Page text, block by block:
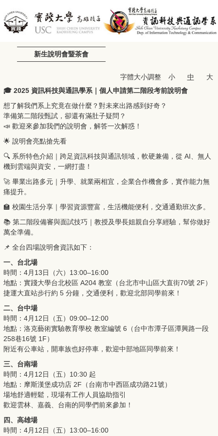
新生說明會暨茶會
字體大小調整 小 中
大
🎓 2025 資訊科技與通訊學系｜個人申請第二階段考前說明會
想了解我們系上究竟在做什麼？對未來出路感到好奇？
準備第二階段甄試，卻還有滿肚子疑問？
📣 歡迎來參加我們的說明會，解答一次解惑！
🌟 說明會亮點搶先看
🔍 系所特色介紹｜跨足資訊科技與通訊領域，軟硬兼備，從 AI、無人
機到雲端與資安，一網打盡！
🚀 畢業出路多元｜升學、就業兩相宜，企業合作機會多，實作能力無
痛提升。
🏫 校園生活分享｜學習資源豐富，生活機能便利，交通通勤班次多。
📚 第二階段備審與面試技巧｜教授及學長姐親自分享經驗，幫你做好
萬全準備。
📌 全台四場說明會資訊如下：
一、台北場
時間：4月13日（六）13:00–16:00
地點：實踐大學台北校區 A204 教室（台北市中山區大直街70號 2F）
捷運大直站步行約 5 分鐘，交通便利，歡迎北部同學前來！
二、台中場
時間：4月12日（五）09:00–12:00
地點：洛克藝術實驗教育學校 教室編號 6（台中市潭子區潭興路一段
258巷16號 1F）
附近有公車站，開車族也好停車，歡迎中部地區同學前來！
三、台南場
時間：4月12日（五）10:30 起
地點：摩斯漢堡成功店 2F（台南市中西區成功路21號）
場地舒適輕鬆，現場有工作人員協助指引
歡迎雲林、嘉義、台南的同學們前來參加！
四、高雄場
時間：4月12日（五）13:00–16:00